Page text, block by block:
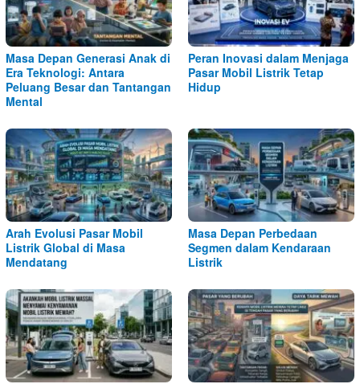
Masa Depan Generasi Anak di
Era Teknologi: Antara
Peluang Besar dan Tantangan
Mental
Peran Inovasi dalam Menjaga
Pasar Mobil Listrik Tetap
Hidup
Arah Evolusi Pasar Mobil
Listrik Global di Masa
Mendatang
Masa Depan Perbedaan
Segmen dalam Kendaraan
Listrik